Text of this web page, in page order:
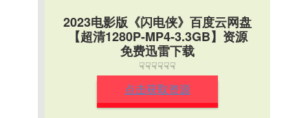
2023电影版《闪电侠》百度云网盘
【超清1280P-MP4-3.3GB】资源
免费迅雷下载
☟☟☟☟☟☟
点击获取资源